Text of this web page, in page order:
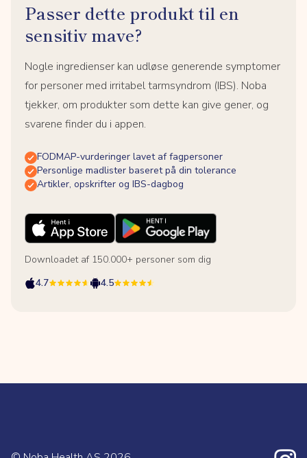
Passer dette produkt til en
sensitiv mave?
Nogle ingredienser kan udløse generende symptomer
for personer med irritabel tarmsyndrom (IBS). Noba
tjekker, om produkter som dette kan give gener, og
svarene finder du i appen.
FODMAP-vurderinger lavet af fagpersoner
Personlige madlister baseret på din tolerance
Artikler, opskrifter og IBS-dagbog
Downloadet af 150.000+ personer som dig
4.7
4.5